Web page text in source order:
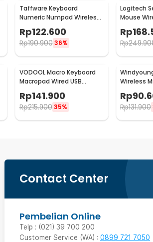
Taffware Keyboard
Numeric Numpad Wireless
2.4GHz - R57
Rp122.600
Rp190.900 36%
Logitech
Mouse
Ergonomic
Rp
Rp
VODOOL Macro Keyboard
Macropad Wired USB
Shortcut - VD6R
Rp141.900
Rp215.900 35%
Wireless
WD21
Rp
Rp131.900
Contact Center
Pembelian Online
Telp : (021) 39 700 200
Customer Service (WA) : 0899 721 7050